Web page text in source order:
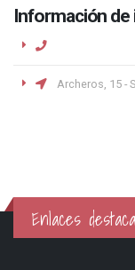
Información
Archeros, 15 -
Enlaces